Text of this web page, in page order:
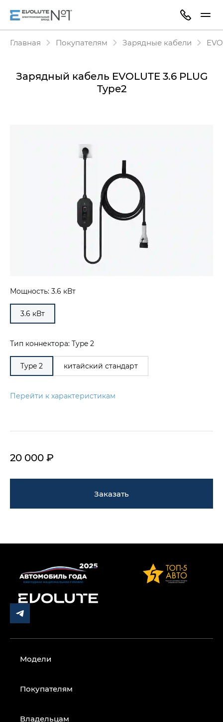
Главная Покупателям Зарядные кабели
Зарядный кабель EVOLUTE 3.6 PLUG
Type2
Мощность: 3.6 кВт
3.6 кВт
Тип коннектора: Type 2
Type 2 китайский стандарт
Перейти к характеристикам
20 000 ₽
Заказать
Модели
Покупателям
Владельцам